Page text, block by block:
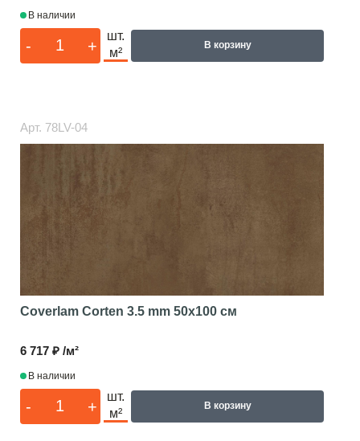
В наличии
- +
шт.
м²
В корзину
Арт. 78LV-04
Coverlam Corten 3.5 mm 50x100 см
6 717 ₽ /м²
В наличии
- +
шт.
м²
В корзину